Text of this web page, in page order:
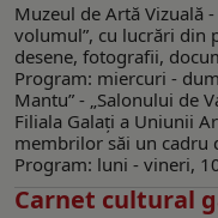
Muzeul de Artă Vizuală
volumul”, cu lucrări din
desene, fotografii,
Program: miercuri -
Mantu” - „Salonului de
Filiala Galați a Uniunii
membrilor săi un cadru
Program: luni - vineri,
Carnet cultural